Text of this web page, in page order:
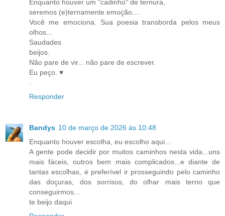
Enquanto houver um "cadinho" de ternura,
seremos (e)ternamente emoção....
Você me emociona. Sua poesia transborda pelos meus
olhos...
Saudades
beijos.
Não pare de vir... não pare de escrever.
Eu peço. ♥
Responder
Bandys 10 de março de 2026 às 10:48
Enquanto houver escolha, eu escolho aqui...
A gente pode decidir por muitos caminhos nesta vida...uns
mais fáceis, outros bem mais complicados...e diante de
tantas escolhas, é preferível ir prosseguindo pelo caminho
das doçuras, dos sorrisos, do olhar mais terno que
conseguirmos...
te beijo daqui